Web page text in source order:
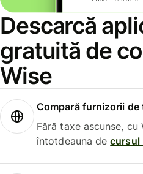
Descarcă
gratuită de
Wise
Compară furnizorii
Fără taxe ascunse, cu
întotdeauna decursul